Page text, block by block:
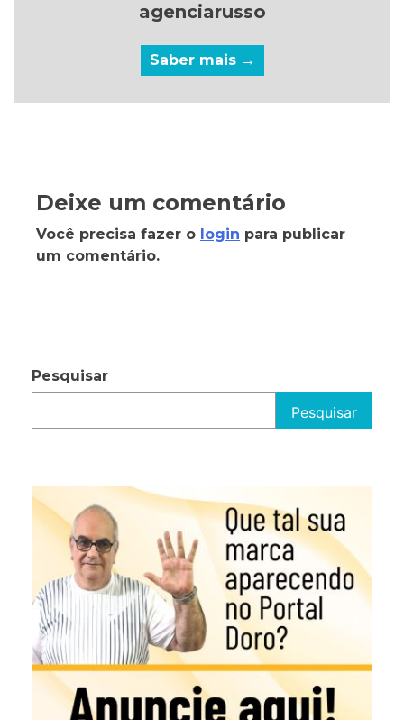
agenciarusso
Saber mais →
Deixe um comentário
Você precisa fazer o login para publicar
um comentário.
Pesquisar
Pesquisar